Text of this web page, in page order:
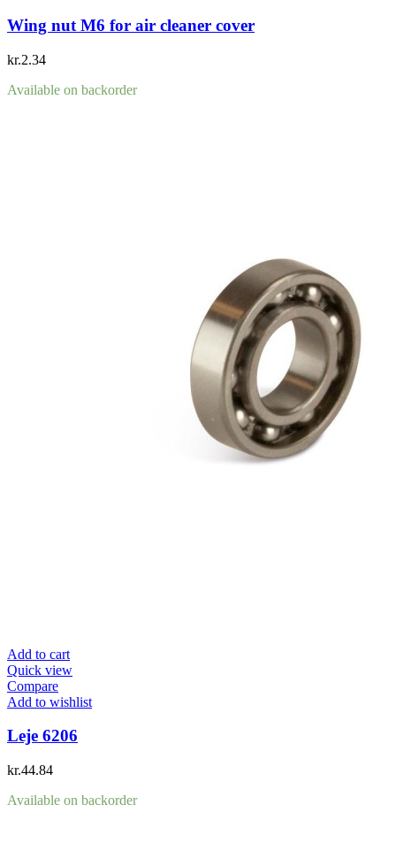
Wing nut M6 for air cleaner cover
kr.2.34
Available on backorder
Add to cart
Quick view
Compare
Add to wishlist
Leje 6206
kr.44.84
Available on backorder